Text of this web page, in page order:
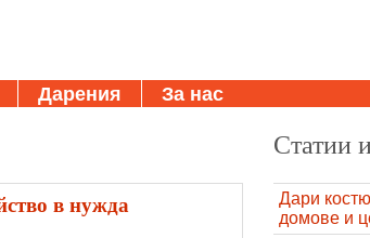
Дарения За нас
в нужда
Статии
Дари
домове и